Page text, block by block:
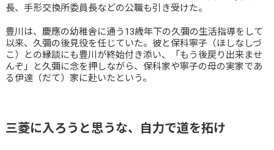
長、手形交換所委員長などの公職も引き受けた。
豊川は、慶應の幼稚舎に通う13歳年下の久彌の生活指導をして
以来、久彌の後見役を任じていた。彼と保科寧子（ほしなしづ
こ）との縁談にも豊川が終始付き添い、「もう後戻り出来ませ
んぞ」と久彌に念を押しながら、保科家や寧子の母の実家であ
る伊達（だて）家に赴いたという。
三菱に入ろうと思うな、自力で道を拓け